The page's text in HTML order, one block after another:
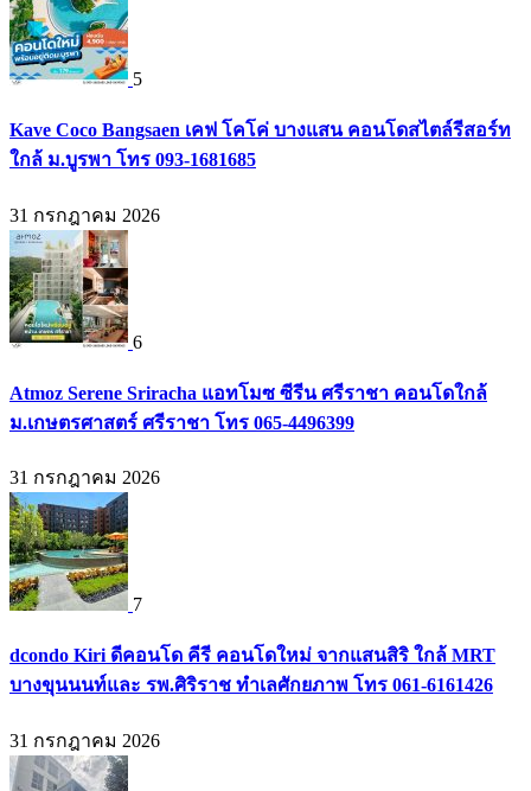
5
Kave Coco Bangsaen เคฟ โคโค่ บางแสน คอนโดสไตล์รีสอร์ท
ใกล้ ม.บูรพา โทร 093-1681685
31 กรกฎาคม 2026
6
Atmoz Serene Sriracha แอทโมซ ซีรีน ศรีราชา คอนโดใกล้
ม.เกษตรศาสตร์ ศรีราชา โทร 065-4496399
31 กรกฎาคม 2026
7
dcondo Kiri ดีคอนโด คีรี คอนโดใหม่ จากแสนสิริ ใกล้ MRT
บางขุนนนท์และ รพ.ศิริราช ทำเลศักยภาพ โทร 061-6161426
31 กรกฎาคม 2026